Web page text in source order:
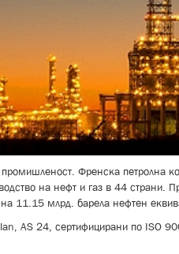
промишленост. Френска
на нефт и газ в 44 страни.
11.15 млрд. барела нефтен
AS 24, сертифицирани по ISO